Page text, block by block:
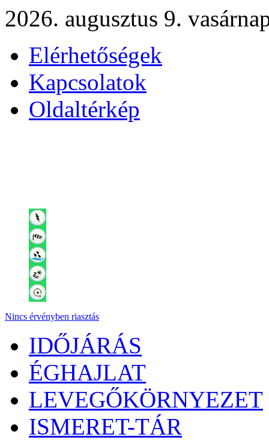
2026. augusztus 9.
Elérhetőségek
Kapcsolatok
Oldaltérkép
Nincs érvényben riasztás
IDŐJÁRÁS
ÉGHAJLAT
LEVEGŐKÖRNYEZET
ISMERET-TÁR